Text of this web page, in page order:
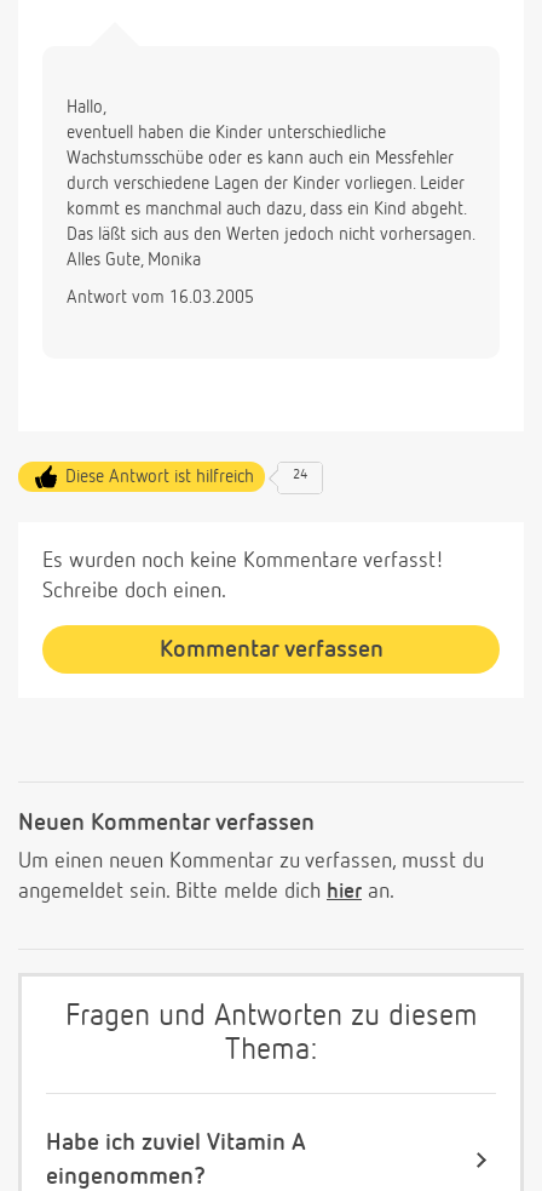
Hallo,
eventuell haben die Kinder unterschiedliche
Wachstumsschübe oder es kann auch ein Messfehler
durch verschiedene Lagen der Kinder vorliegen. Leider
kommt es manchmal auch dazu, dass ein Kind abgeht.
Das läßt sich aus den Werten jedoch nicht vorhersagen.
Alles Gute, Monika
Antwort vom 16.03.2005
Diese Antwort ist hilfreich 24
Es wurden noch keine Kommentare verfasst!
Schreibe doch einen.
Kommentar verfassen
Neuen Kommentar verfassen
Um einen neuen Kommentar zu verfassen, musst du
angemeldet sein. Bitte melde dich hier an.
Fragen und Antworten zu diesem
Thema:
Habe ich zuviel Vitamin A
eingenommen?